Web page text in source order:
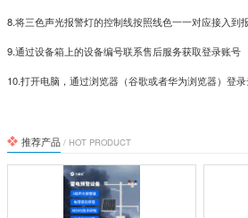
8.将三色声光报警灯的控制线按照线色一一对应接入到
9.通过设备箱上的设备编号联系售后服务获取登录账号
10.打开电脑，通过浏览器（谷歌或者华为浏览器）登
推荐产品 / HOT PRODUCT